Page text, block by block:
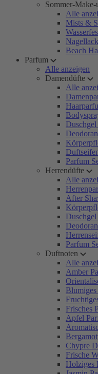
Sommer-
Alle
Mists &
Nagellack
Beach
Parfum
Alle anzeigen
Damendüfte
Alle
Duschgel
Parfum
Herrendüfte
Alle
After
Parfum
Duftnoten
Alle
Amber
Blumiges
Frisches
Apfel
Chypre
Frische
Holziges